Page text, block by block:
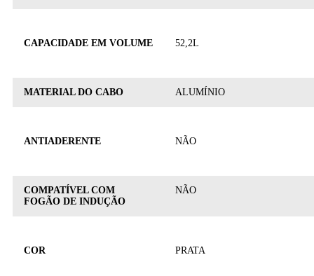
CAPACIDADE EM VOLUME 52,2L
MATERIAL DO CABO ALUMÍNIO
ANTIADERENTE NÃO
COMPATÍVEL COM
FOGÃO DE INDUÇÃO
NÃO
COR PRATA